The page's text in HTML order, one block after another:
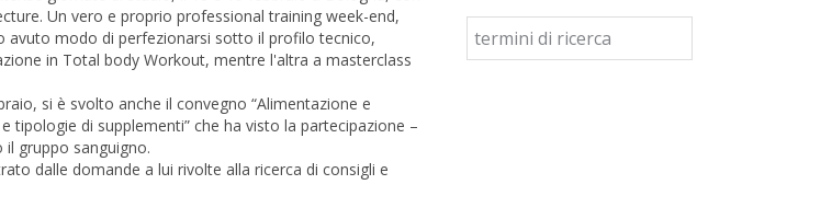
Un vero e proprio professional training week-end,
avuto modo di perfezionarsi sotto il profilo tecnico,
in Total body Workout, mentre l'altra a masterclass
si è svolto anche il convegno “Alimentazione e
di supplementi” che ha visto la partecipazione –
gruppo sanguigno.
dalle domande a lui rivolte alla ricerca di consigli e